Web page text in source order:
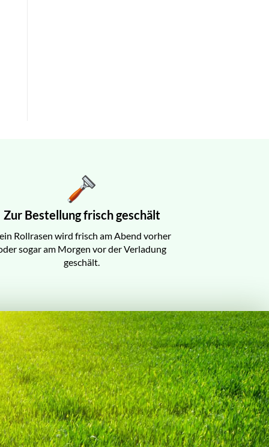
Zur Bestellung frisch geschält
Rollrasen wird frisch am Abend vorher
sogar am Morgen vor der Verladung
geschält.